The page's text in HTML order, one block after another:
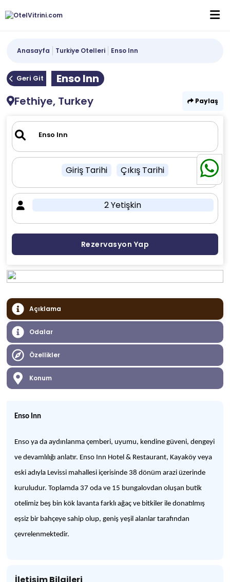
Anasayfa Turkiye Otelleri Enso Inn
Geri Git
Enso Inn
Fethiye, Turkey
Paylaş
Giriş Tarihi Çıkış Tarihi
2 Yetişkin
Rezervasyon Yap
Açıklama
Odalar
Özellikler
Konum
Enso Inn
Enso ya da aydınlanma çemberi, uyumu, kendine güveni, dengeyi
ve devamlılığı anlatır. Enso Inn Hotel & Restaurant, Kayaköy veya
eski adıyla Levissi mahallesi içerisinde 38 dönüm arazi üzerinde
kuruludur. Toplamda 37 oda ve 15 bungalovdan oluşan butik
otelimiz beş bin kök lavanta farklı ağaç ve bitkiler ile donatılmış
eşsiz bir bahçeye sahip olup, geniş yeşil alanlar tarafından
çevrelenmektedir.